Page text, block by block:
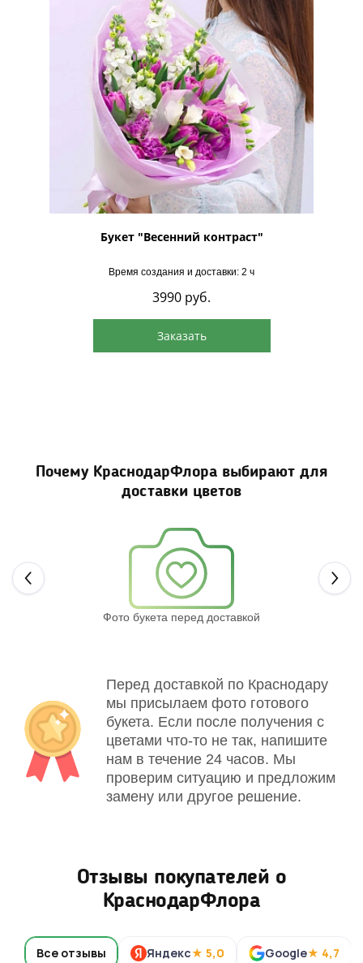
Букет "Весенний контраст"
Время создания и доставки: 2 ч
3990 руб.
Заказать
Почему КраснодарФлора выбирают для
доставки цветов
Фото букета перед доставкой
Перед доставкой по Краснодару
мы присылаем фото готового
букета. Если после получения с
цветами что-то не так, напишите
нам в течение 24 часов. Мы
проверим ситуацию и предложим
замену или другое решение.
Отзывы покупателей о
КраснодарФлора
Все отзывы Яндекс★ 5,0 Google★ 4,7